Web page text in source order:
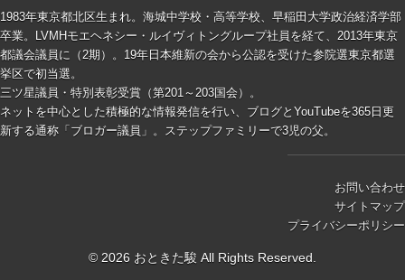
1983年東京都北区生まれ。海城中学校・高等学校、早稲田大学政治経済学部
卒業。LVMHモエヘネシー・ルイヴィトングループ社員を経て、2013年東京
都議会議員に（2期）。19年日本維新の会から公認を受けた参院選東京都選
挙区で初当選。
三ツ星議員・特別表彰受賞（第201～203国会）。
ネットを中心とした積極的な情報発信を行い、ブログとYouTubeを365日更
新する通称「ブロガー議員」。ステップファミリーで3児の父。
お問い合わせ
サイトマップ
プライバシーポリシー
© 2026 おときた駿 All Rights Reserved.